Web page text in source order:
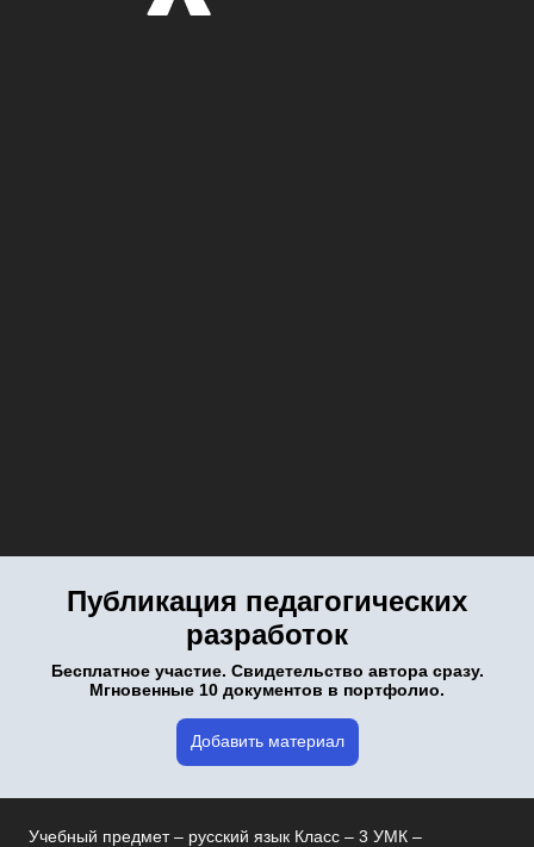
Публикация педагогических
разработок
Бесплатное участие. Свидетельство автора сразу.
Мгновенные 10 документов в портфолио.
Добавить материал
Учебный предмет – русский язык Класс – 3 УМК –